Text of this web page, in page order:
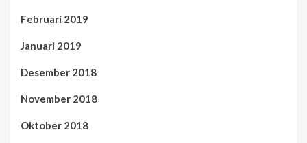
Februari 2019
Januari 2019
Desember 2018
November 2018
Oktober 2018